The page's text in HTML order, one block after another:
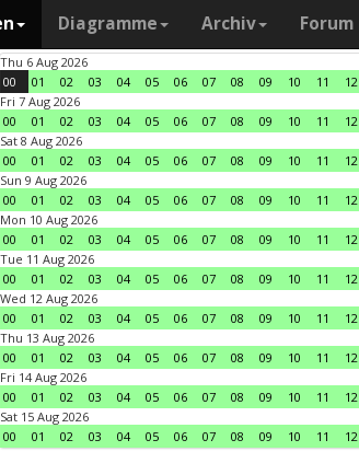
Diagramme Archiv Forum
Thu 6 Aug 2026
00
01 02 03 04 05 06 07 08 09 10 11 12
Fri 7 Aug 2026
00
01 02 03 04 05 06 07 08 09 10 11 12
Sat 8 Aug 2026
00
01 02 03 04 05 06 07 08 09 10 11 12
Sun 9 Aug 2026
00
01 02 03 04 05 06 07 08 09 10 11 12
Mon 10 Aug 2026
00
01 02 03 04 05 06 07 08 09 10 11 12
Tue 11 Aug 2026
00
01 02 03 04 05 06 07 08 09 10 11 12
Wed 12 Aug 2026
00
01 02 03 04 05 06 07 08 09 10 11 12
Thu 13 Aug 2026
00
01 02 03 04 05 06 07 08 09 10 11 12
Fri 14 Aug 2026
00
01 02 03 04 05 06 07 08 09 10 11 12
Sat 15 Aug 2026
00
01 02 03 04 05 06 07 08 09 10 11 12